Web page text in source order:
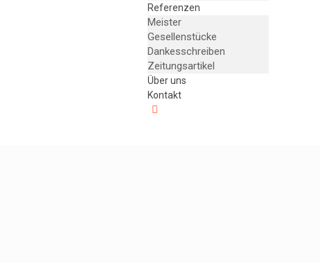
Referenzen
Meister
Gesellenstücke
Dankesschreiben
Zeitungsartikel
Über uns
Kontakt